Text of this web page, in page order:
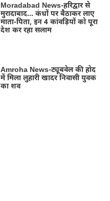
Moradabad News-हरिद्वार से
मुरादाबाद… कंधों पर बैठाकर लाए
माता-पिता, इन 4 कांवड़ियों को पूरा
देश कर रहा सलाम
Amroha News-ट्यूबवेल की होद
में मिला लुहारी खादर निवासी युवक
का शव